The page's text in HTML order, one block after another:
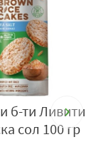
б-ти Ливити
сол 100 гр